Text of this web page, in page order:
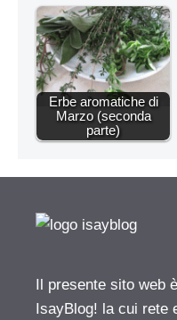
Erbe aromatiche di
Marzo (seconda
parte)
Il presente sito web
IsayBlog! la cui rete